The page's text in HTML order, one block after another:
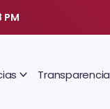
PM
Transparencia